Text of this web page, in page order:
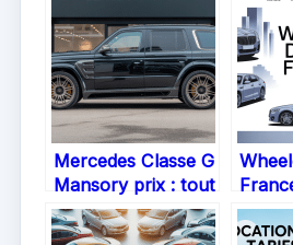
Mercedes Classe G
Mansory prix : tout
comprendre avant
d’acheter
vos